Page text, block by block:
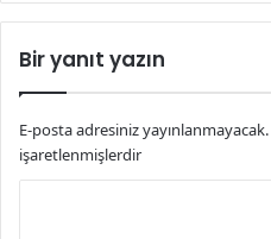
Bir yanıt yazın
E-posta adresiniz yayınlanmayacak.
işaretlenmişlerdir